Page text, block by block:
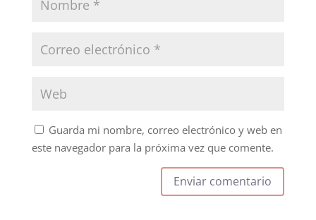
Guarda mi nombre, correo electrónico y web en
este navegador para la próxima vez que comente.